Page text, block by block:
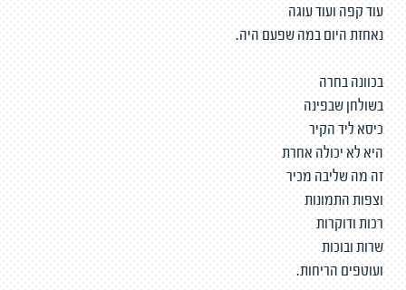
עוד קפה ועוד עוגה
נאחזת היום במה שפעם היה.
בכוונה בחרה
בשולחן שבפינה
כיסא ליד הקיר
היא לא יכולה אחרת
זה מה שליבה מכיר
וצפות התמונות
רכות ודוקרות
שרות ובוכות
ועוטפים הריחות.